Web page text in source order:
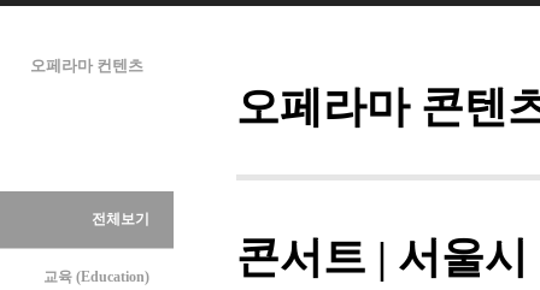
오페라마 컨텐츠
전체보기
교육 (Education)
오페라마 콘텐
콘서트 | 서울